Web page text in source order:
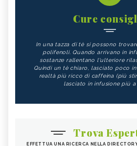
Cure
In una tazza di tè si possono
polifenoli. Quando arrivano in
sostanze rallentano l'ulteriore
Quindi un tè chiaro, lasciato poco
realtà più ricco di caffeina (più
lasciato in infusione più
Trova
EFFETTUA UNA RICERCA NELLA